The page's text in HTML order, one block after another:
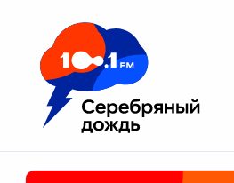
Москва 100.1 FM
Апатиты